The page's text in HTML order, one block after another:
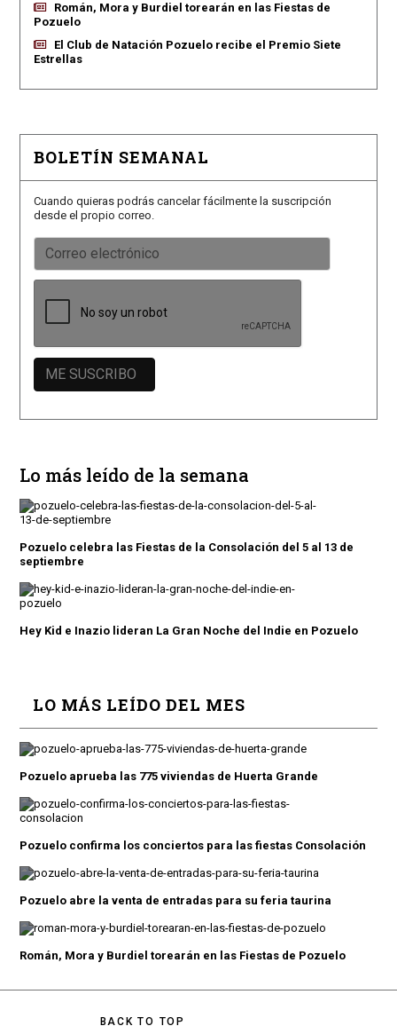
Román, Mora y Burdiel torearán en las Fiestas de
Pozuelo
El Club de Natación Pozuelo recibe el Premio Siete
Estrellas
BOLETÍN SEMANAL
Cuando quieras podrás cancelar fácilmente la suscripción
desde el propio correo.
Lo más leído de la semana
Pozuelo celebra las Fiestas de la Consolación del 5 al 13 de
septiembre
Hey Kid e Inazio lideran La Gran Noche del Indie en Pozuelo
LO MÁS LEÍDO DEL MES
Pozuelo aprueba las 775 viviendas de Huerta Grande
Pozuelo confirma los conciertos para las fiestas Consolación
Pozuelo abre la venta de entradas para su feria taurina
Román, Mora y Burdiel torearán en las Fiestas de Pozuelo
BACK TO TOP